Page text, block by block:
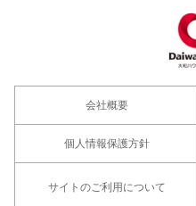
会社概要
個人情報保護方針
サイトのご利用について